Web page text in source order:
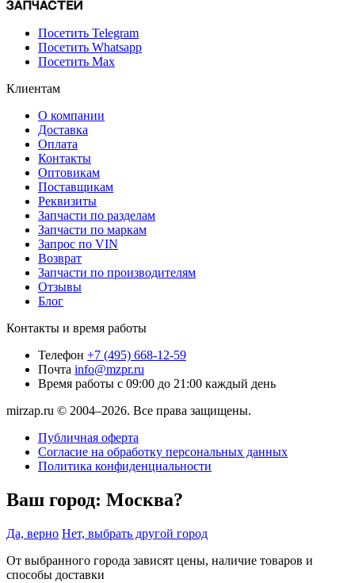
Посетить Telegram
Посетить Whatsapp
Посетить Max
Клиентам
О компании
Доставка
Оплата
Контакты
Оптовикам
Поставщикам
Реквизиты
Запчасти по разделам
Запчасти по маркам
Запрос по VIN
Возврат
Запчасти по производителям
Отзывы
Блог
Контакты и время работы
Телефон +7 (495) 668-12-59
Почта info@mzpr.ru
Время работы с 09:00 до 21:00 каждый день
mirzap.ru © 2004–2026. Все права защищены.
Публичная оферта
Согласие на обработку персональных данных
Политика конфиденциальности
Ваш город: Москва?
Да, верно Нет, выбрать другой город
От выбранного города зависят цены, наличие товаров и
способы доставки